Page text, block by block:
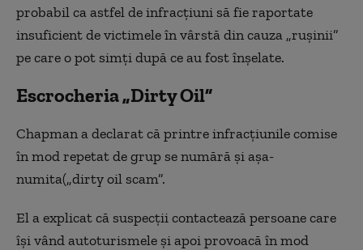
probabil ca astfel de infracţiuni să fie raportate
insuficient de victimele în vârstă din cauza „ruşinii”
pe care o pot simţi după ce au fost înşelate.
Escrocheria „Dirty Oil”
Chapman a declarat că printre infracţiunile comise
în mod repetat de grup se numără şi aşa-
numita(„dirty oil scam”.
El a explicat că suspecţii contactează persoane care
îşi vând autoturismele şi apoi provoacă în mod